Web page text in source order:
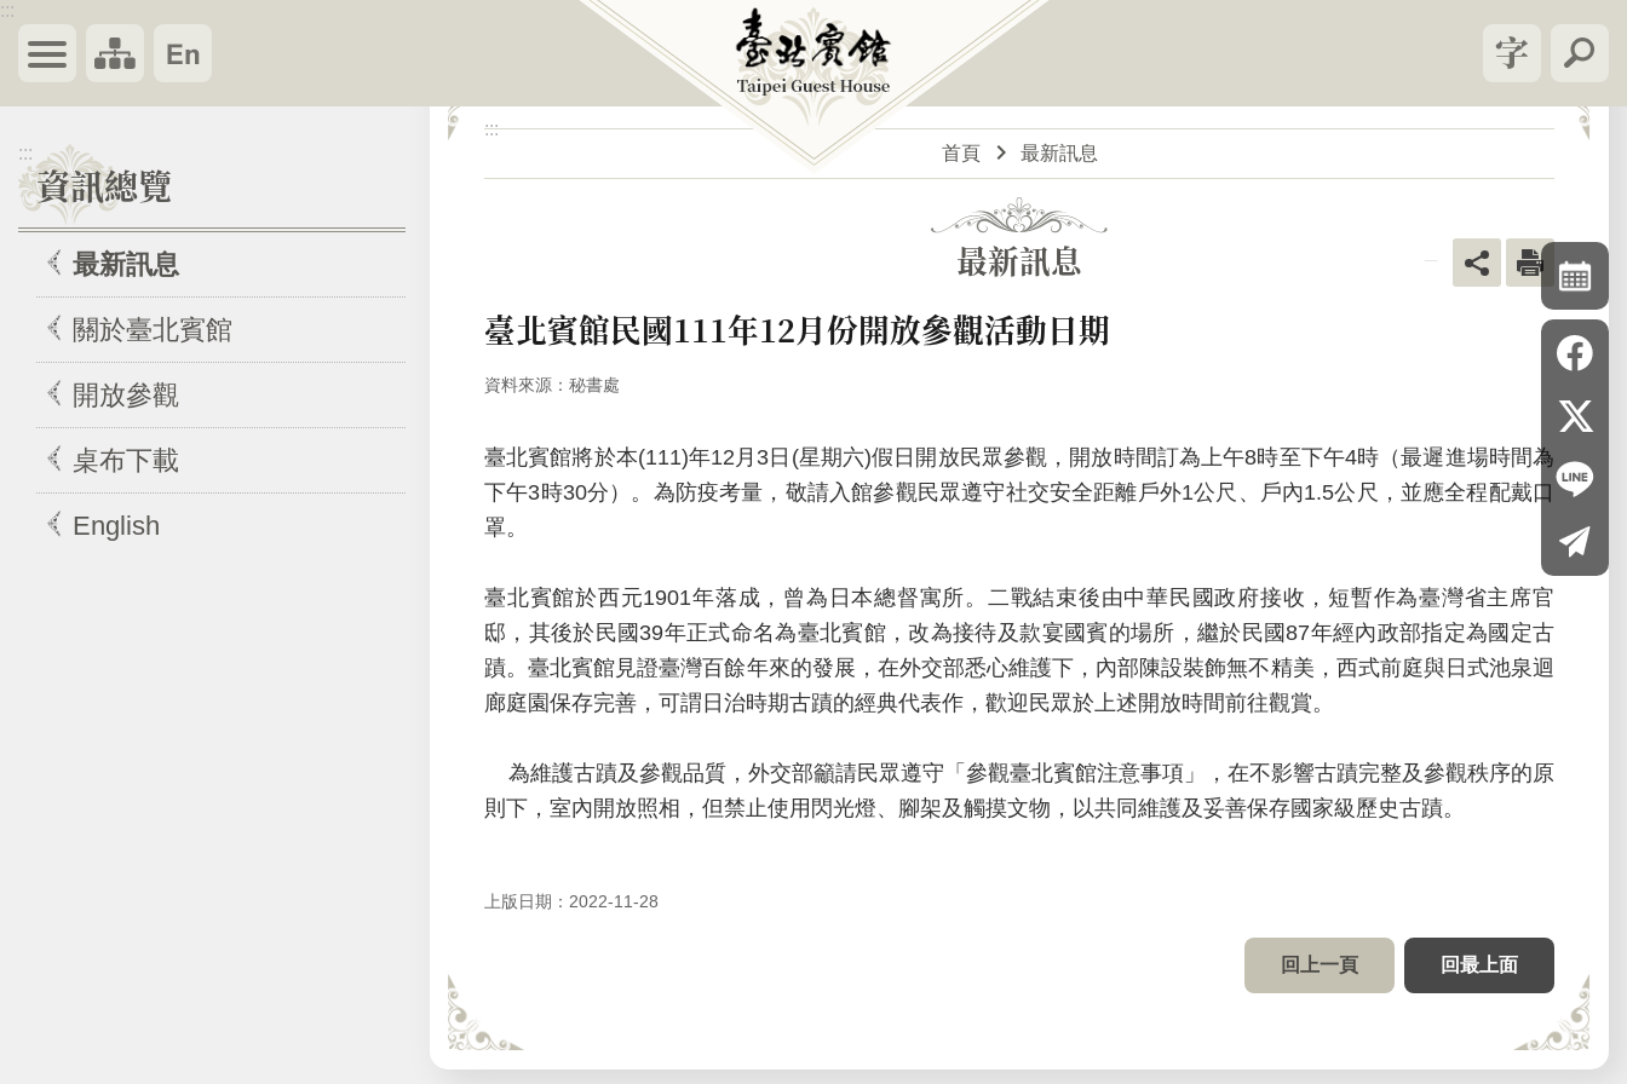
跳到主要內容區塊
:::
:::
資訊總覽
最新訊息
關於臺北賓館
開放參觀
桌布下載
English
:::
首頁
最新訊息
最新訊息
臺北賓館民國111年12月份開放參觀活動日期
資料來源：秘書處
臺北賓館將於本(111)年12月3日(星期六)假日開放民眾參觀，開放時間訂為上午8時至下午4時（最遲進場時間為
下午3時30分）。為防疫考量，敬請入館參觀民眾遵守社交安全距離戶外1公尺、戶內1.5公尺，並應全程配戴口
罩。
臺北賓館於西元1901年落成，曾為日本總督寓所。二戰結束後由中華民國政府接收，短暫作為臺灣省主席官
邸，其後於民國39年正式命名為臺北賓館，改為接待及款宴國賓的場所，繼於民國87年經內政部指定為國定古
蹟。臺北賓館見證臺灣百餘年來的發展，在外交部悉心維護下，內部陳設裝飾無不精美，西式前庭與日式池泉迴
廊庭園保存完善，可謂日治時期古蹟的經典代表作，歡迎民眾於上述開放時間前往觀賞。
為維護古蹟及參觀品質，外交部籲請民眾遵守「參觀臺北賓館注意事項」，在不影響古蹟完整及參觀秩序的原
則下，室內開放照相，但禁止使用閃光燈、腳架及觸摸文物，以共同維護及妥善保存國家級歷史古蹟。
上版日期：2022-11-28
回上一頁 回最上面